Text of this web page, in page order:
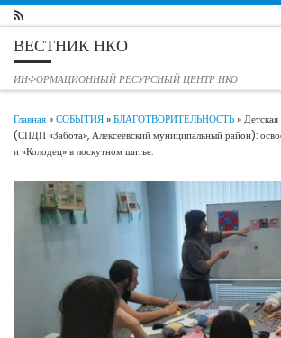
Перейти к содержимому
ВЕСТНИК НКО
ИНФОРМАЦИОННЫЙ РЕСУРСНЫЙ ЦЕНТР НКО
Главная»СОБЫТИЯ»БЛАГОТВОРИТЕЛЬНОСТЬ»
(СПДП «Забота», Алексеевский муниципальный район):
и «Колодец» в лоскутном шитье.